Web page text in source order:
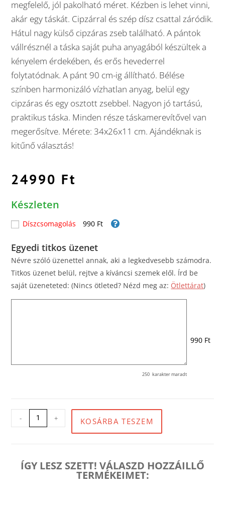
megfelelő, jól pakolható méret. Kézben is lehet vinni,
akár egy táskát. Cipzárral és szép dísz csattal záródik.
Hátul nagy külső cipzáras zseb található. A pántok
vállrésznél a táska saját puha anyagából készültek a
kényelem érdekében, és erős hevederrel
folytatódnak. A pánt 90 cm-ig állítható. Bélése
színben harmonizáló vízhatlan anyag, belül egy
cipzáras és egy osztott zsebbel. Nagyon jó tartású,
praktikus táska. Minden része táskamerevítővel van
megerősítve. Mérete: 34x26x11 cm. Ajándéknak is
kitűnő választás!
24990 Ft
Készleten
Díszcsomagolás 990 Ft
Egyedi titkos üzenet
Névre szóló üzenettel annak, aki a legkedvesebb számodra.
Titkos üzenet belül, rejtve a kíváncsi szemek elől. Írd be
saját üzeneteted: (Nincs ötleted? Nézd meg az: Ötlettárat)
250 karakter maradt
990 Ft
- + KOSÁRBA TESZEM
ÍGY LESZ SZETT! VÁLASZD HOZZÁILLŐ
TERMÉKEIMET: